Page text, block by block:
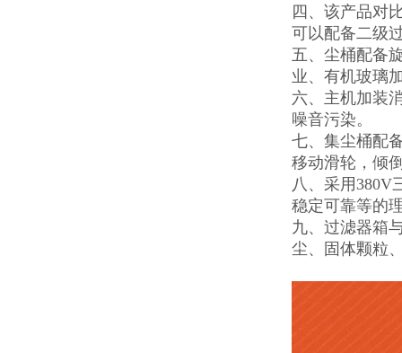
四、该产品对
可以配备二级
五、尘桶配备
业、有机玻璃
六、主机加装
噪音污染。
七、集尘桶配
移动滑轮，倾
八、采用380V
稳定可靠等的
九、过滤器箱
尘、固体颗粒